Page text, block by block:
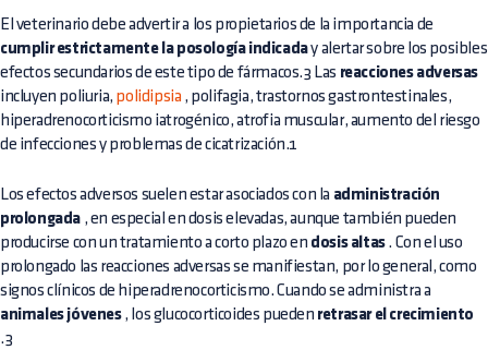
El veterinario debe advertir a los propietarios de la importancia de
cumplir estrictamente la posología indicaday alertar sobre los posibles
efectos secundarios de este tipo de fármacos.3 Las reacciones adversas
incluyen poliuria, polidipsia , polifagia, trastornos gastrontestinales,
hiperadrenocorticismo iatrogénico, atrofia muscular, aumento del riesgo
de infecciones y problemas de cicatrización.1
Los efectos adversos suelen estar asociados con la administración
prolongada , en especial en dosis elevadas, aunque también pueden
producirse con un tratamiento a corto plazo en dosis altas. Con el uso
prolongado las reacciones adversas se manifiestan, por lo general, como
signos clínicos de hiperadrenocorticismo. Cuando se administra a
animales jóvenes, los glucocorticoides pueden retrasar el crecimiento
.3